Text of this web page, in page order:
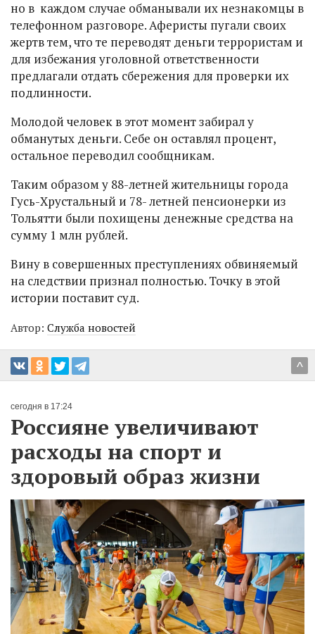
но в каждом случае обманывали их незнакомцы в
телефонном разговоре. Аферисты пугали своих
жертв тем, что те переводят деньги террористам и
для избежания уголовной ответственности
предлагали отдать сбережения для проверки их
подлинности.
Молодой человек в этот момент забирал у
обманутых деньги. Себе он оставлял процент,
остальное переводил сообщникам.
Таким образом у 88-летней жительницы города
Гусь-Хрустальный и 78- летней пенсионерки из
Тольятти были похищены денежные средства на
сумму 1 млн рублей.
Вину в совершенных преступлениях обвиняемый
на следствии признал полностью. Точку в этой
истории поставит суд.
Автор: Служба новостей
^
сегодня в 17:24
Россияне увеличивают
расходы на спорт и
здоровый образ жизни